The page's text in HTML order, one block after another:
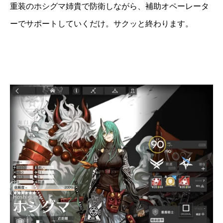
重装のホシグマ姉貴で防衛しながら、補助オペーレータ
ーでサポートしていくだけ。サクッと終わります。